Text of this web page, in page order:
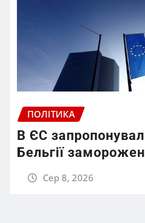
ПОЛІТИКА
В ЄС
Бельгії
Сер 8, 2026